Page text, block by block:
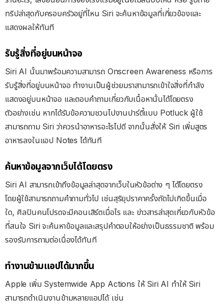
ทริปล่าสุดกับครอบครัวอยู่ที่ไหน Siri จะค้นหาข้อมูลที่เกี่ยวข้องและ
แสดงผลให้ทันที
รับรู้สิ่งที่อยู่บนหน้าจอ
Siri AI นั้นมาพร้อมความสามารถ Onscreen Awareness หรือการ
รับรู้สิ่งที่อยู่บนหน้าจอ ทำงานเป็นผู้ช่วยมราสามารถเข้าใจสิ่งที่กำลัง
แสดงอยู่บนหน้าจอ และตอบคำถามเกี่ยวกับเนื้อหานั้นได้โดยตรง
ตัวอย่างเช่น หากได้รับข้อความชวนไปงานปาร์ตี้แบบ Potluck ผู้ใช้
สามารถถาม Siri ว่าควรนำอาหารอะไรไปดี จากนั้นสั่งให้ Siri เพิ่มสูตร
อาหารลงในแอป Notes ได้ทันที
ค้นหาข้อมูลจากเว็บได้โดยตรง
Siri AI สามารถเข้าถึงข้อมูลล่าสุดจากเว็บในหัวข้อต่าง ๆ ได้โดยตรง
โดยผู้ใช้สามารถถามคำถามทั่วไป เช่นสุริยุปราคาครั้งถัดไปเกิดขึ้นเมื่อ
ใด, ศิลปินคนโปรดจะมีคอนเสิร์ตเมื่อไร และ ข่าวสารล่าสุดเกี่ยวกับหัวข้อ
ที่สนใจ Siri จะค้นหาข้อมูลและสรุปคำตอบให้อย่างเป็นธรรมชาติ พร้อม
รองรับการถามต่อเนื่องได้ทันที
ทำงานข้ามแอปได้มากขึ้น
Apple เพิ่ม Systemwide App Actions ให้ Siri AI ทำให้ Siri
สามารถดำเนินงานข้ามหลายแอปได้ เช่น